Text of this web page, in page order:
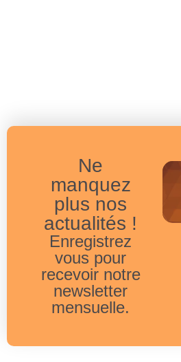
Ne
manquez
plus nos
actualités !
Enregistrez
vous pour
recevoir notre
newsletter
mensuelle.